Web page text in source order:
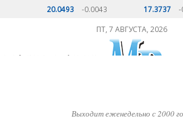
20.0493 -0.0043 17.3737 -
ПТ, 7 АВГУСТА, 2026
Выходит еженедельно с 2000